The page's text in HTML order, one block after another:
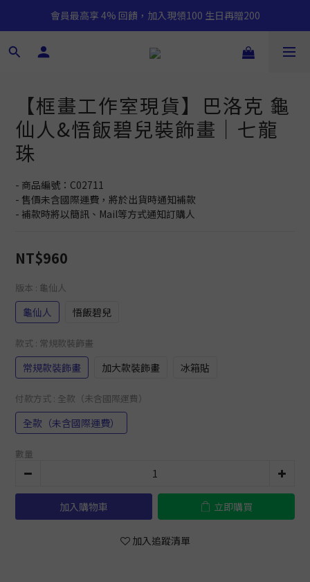
會員最高享 4% 回饋，加入現領100 生日再贈200
【框畫工作室現貨】巴洛克 龜
仙人&悟飯碧兒裝飾畫｜七龍
珠
- 商品編號：C02711
- 售價未含國際運費，將於出貨時通知補款
- 補款時將以簡訊、Mail等方式通知訂購人
NT$960
版本 : 龜仙人
龜仙人 悟飯碧兒
款式 : 常規款裝飾畫
常規款裝飾畫 加大款裝飾畫 冰箱貼
付款方式 : 全款（未含國際運費）
全款（未含國際運費）
數量
加入購物車 立即購買
加入追蹤清單